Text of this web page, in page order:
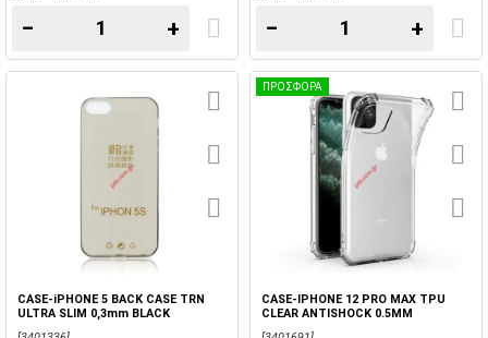
− + − +
CASE-iPHONE 5 BACK CASE TRN
ULTRA SLIM 0,3mm BLACK
ΠΡΟΣΦΟΡΑ
CASE-IPHONE 12 PRO MAX TPU
CLEAR ANTISHOCK 0.5MM